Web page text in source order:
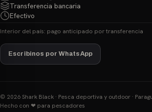
Transferencia bancaria
Efectivo
Interior del país: pago anticipado por transferencia
Escribinos por WhatsApp
© 2026 Shark Black · Pesca deportiva y outdoor ·
Hecho con ❤ para pescadores